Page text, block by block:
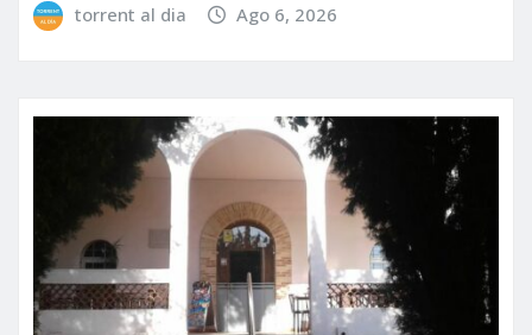
torrent al dia Ago 6, 2026